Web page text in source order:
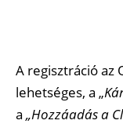
A regisztráció az
lehetséges, a „
a „Hozzáadás a